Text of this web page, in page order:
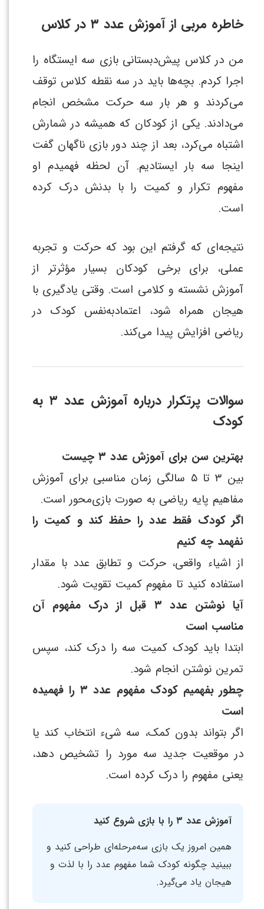
خاطره مربی از آموزش عدد ۳ در کلاس
من در کلاس پیش‌دبستانی بازی سه ایستگاه را
اجرا کردم. بچه‌ها باید در سه نقطه کلاس توقف
می‌کردند و هر بار سه حرکت مشخص انجام
می‌دادند. یکی از کودکان که همیشه در شمارش
اشتباه می‌کرد، بعد از چند دور بازی ناگهان گفت
اینجا سه بار ایستادیم. آن لحظه فهمیدم او
مفهوم تکرار و کمیت را با بدنش درک کرده
است.
نتیجه‌ای که گرفتم این بود که حرکت و تجربه
عملی، برای برخی کودکان بسیار مؤثرتر از
آموزش نشسته و کلامی است. وقتی یادگیری با
هیجان همراه شود، اعتمادبه‌نفس کودک در
ریاضی افزایش پیدا می‌کند.
سوالات پرتکرار درباره آموزش عدد ۳ به
کودک
بهترین سن برای آموزش عدد ۳ چیست
بین ۳ تا ۵ سالگی زمان مناسبی برای آموزش
مفاهیم پایه ریاضی به صورت بازی‌محور است.
اگر کودک فقط عدد را حفظ کند و کمیت را
نفهمد چه کنیم
از اشیاء واقعی، حرکت و تطابق عدد با مقدار
استفاده کنید تا مفهوم کمیت تقویت شود.
آیا نوشتن عدد ۳ قبل از درک مفهوم آن
مناسب است
ابتدا باید کودک کمیت سه را درک کند، سپس
تمرین نوشتن انجام شود.
چطور بفهمیم کودک مفهوم عدد ۳ را فهمیده
است
اگر بتواند بدون کمک، سه شیء انتخاب کند یا
در موقعیت جدید سه مورد را تشخیص دهد،
یعنی مفهوم را درک کرده است.
آموزش عدد ۳ را با بازی شروع کنید
همین امروز یک بازی سه‌مرحله‌ای طراحی کنید و
ببینید چگونه کودک شما مفهوم عدد را با لذت و
هیجان یاد می‌گیرد.